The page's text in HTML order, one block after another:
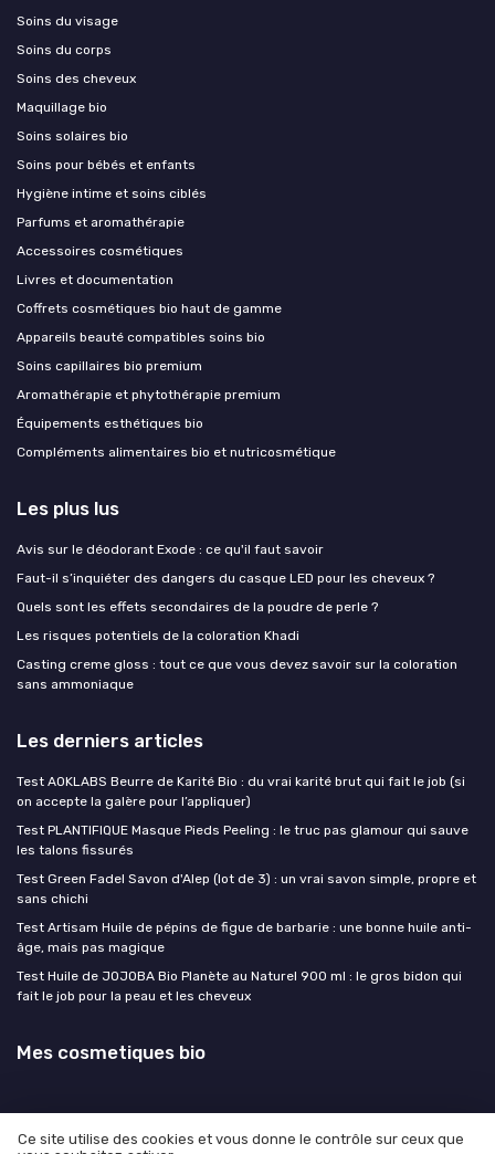
Soins du visage
Soins du corps
Soins des cheveux
Maquillage bio
Soins solaires bio
Soins pour bébés et enfants
Hygiène intime et soins ciblés
Parfums et aromathérapie
Accessoires cosmétiques
Livres et documentation
Coffrets cosmétiques bio haut de gamme
Appareils beauté compatibles soins bio
Soins capillaires bio premium
Aromathérapie et phytothérapie premium
Équipements esthétiques bio
Compléments alimentaires bio et nutricosmétique
Les plus lus
Avis sur le déodorant Exode : ce qu'il faut savoir
Faut-il s’inquiéter des dangers du casque LED pour les cheveux ?
Quels sont les effets secondaires de la poudre de perle ?
Les risques potentiels de la coloration Khadi
Casting creme gloss : tout ce que vous devez savoir sur la coloration
sans ammoniaque
Les derniers articles
Test AOKLABS Beurre de Karité Bio : du vrai karité brut qui fait le job (si
on accepte la galère pour l’appliquer)
Test PLANTIFIQUE Masque Pieds Peeling : le truc pas glamour qui sauve
les talons fissurés
Test Green Fadel Savon d'Alep (lot de 3) : un vrai savon simple, propre et
sans chichi
Test Artisam Huile de pépins de figue de barbarie : une bonne huile anti-
âge, mais pas magique
Test Huile de JOJOBA Bio Planète au Naturel 900 ml : le gros bidon qui
fait le job pour la peau et les cheveux
Mes cosmetiques bio
Ce site utilise des cookies et vous donne le contrôle sur ceux que